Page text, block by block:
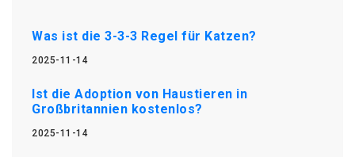
Was ist die 3-3-3 Regel für Katzen?
2025-11-14
Ist die Adoption von Haustieren in
Großbritannien kostenlos?
2025-11-14